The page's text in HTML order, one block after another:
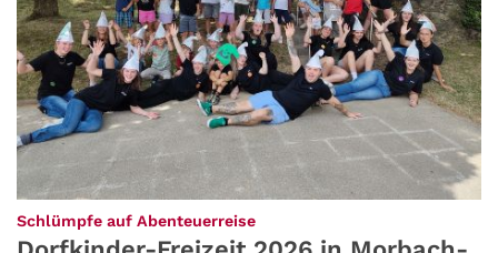
Schlümpfe auf Abenteuerreise: